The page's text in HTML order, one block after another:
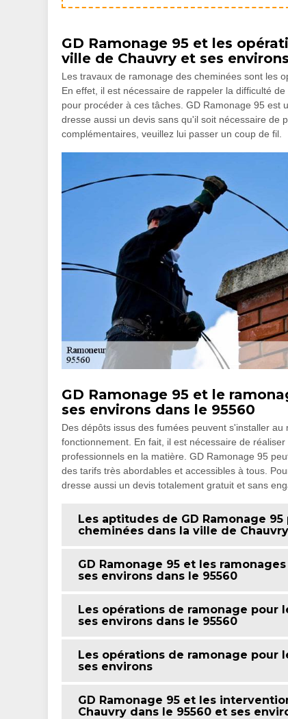
GD Ramonage 95 et les
ville de Chauvry et ses environs
Les travaux de ramonage des cheminées sont les
En effet, il est nécessaire de rappeler la difficulté
pour procéder à ces tâches. GD Ramonage 95 est
dresse aussi un devis sans qu'il soit nécessaire de
complémentaires, veuillez lui passer un coup de fil.
GD Ramonage 95 et le
ses environs dans le 95560
Des dépôts issus des fumées peuvent s'installer
fonctionnement. En fait, il est nécessaire de
professionnels en la matière. GD Ramonage 95
des tarifs très abordables et accessibles à tous.
dresse aussi un devis totalement gratuit et sans
Les aptitudes de GD Ramonage
cheminées dans la ville de
GD Ramonage 95 et les
ses environs dans le 95560
Les opérations de ramonage pour
ses environs dans le 95560
Les opérations de ramonage pour
ses environs
GD Ramonage 95 et les
Chauvry dans le 95560 et ses